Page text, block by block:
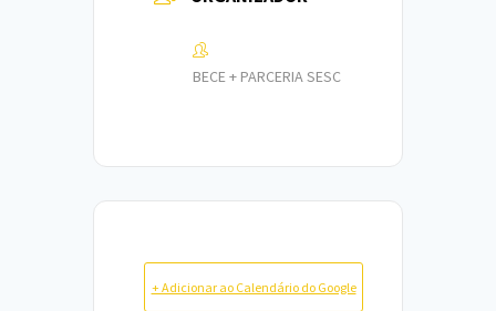
BECE + PARCERIA SESC
+ Adicionar ao Calendário do Google